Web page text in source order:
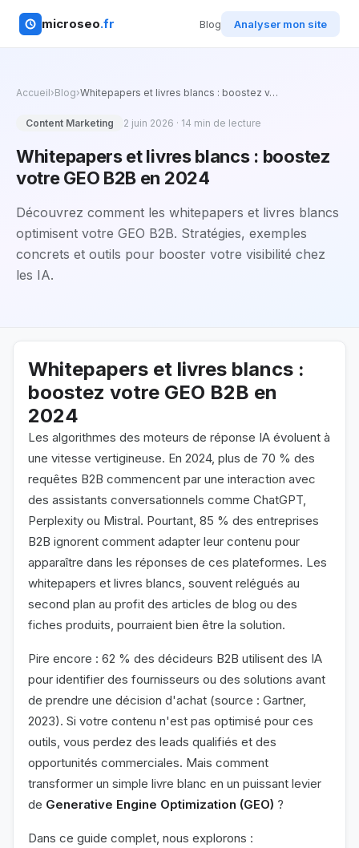
microseo.fr Blog Analyser mon site
Accueil›Blog›Whitepapers et livres blancs : boostez v…
Content Marketing 2 juin 2026 · 14 min de lecture
Whitepapers et livres blancs : boostez
votre GEO B2B en 2024
Découvrez comment les whitepapers et livres blancs
optimisent votre GEO B2B. Stratégies, exemples
concrets et outils pour booster votre visibilité chez
les IA.
Whitepapers et livres blancs :
boostez votre GEO B2B en
2024
Les algorithmes des moteurs de réponse IA évoluent à
une vitesse vertigineuse. En 2024, plus de 70 % des
requêtes B2B commencent par une interaction avec
des assistants conversationnels comme ChatGPT,
Perplexity ou Mistral. Pourtant, 85 % des entreprises
B2B ignorent comment adapter leur contenu pour
apparaître dans les réponses de ces plateformes. Les
whitepapers et livres blancs, souvent relégués au
second plan au profit des articles de blog ou des
fiches produits, pourraient bien être la solution.
Pire encore : 62 % des décideurs B2B utilisent des IA
pour identifier des fournisseurs ou des solutions avant
de prendre une décision d'achat (source : Gartner,
2023). Si votre contenu n'est pas optimisé pour ces
outils, vous perdez des leads qualifiés et des
opportunités commerciales. Mais comment
transformer un simple livre blanc en un puissant levier
de Generative Engine Optimization (GEO) ?
Dans ce guide complet, nous explorons :